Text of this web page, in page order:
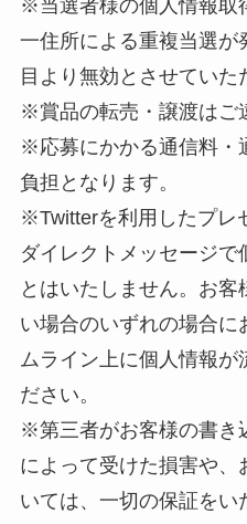
※当選者様の個人情報取
一住所による重複当選が
目より無効とさせていた
※賞品の転売・譲渡はご
※応募にかかる通信料・
負担となります。
※Twitterを利用したプレ
ダイレクトメッセージで
とはいたしません。お
い場合のいずれの場合に
ムライン上に個人情報が
ださい。
※第三者がお客様の書き
によって受けた損害や、
いては、一切の保証をい